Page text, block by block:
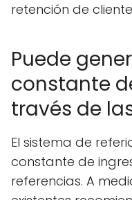
retención de
Puede
constante
través de
El sistema de
constante de
referencias. A